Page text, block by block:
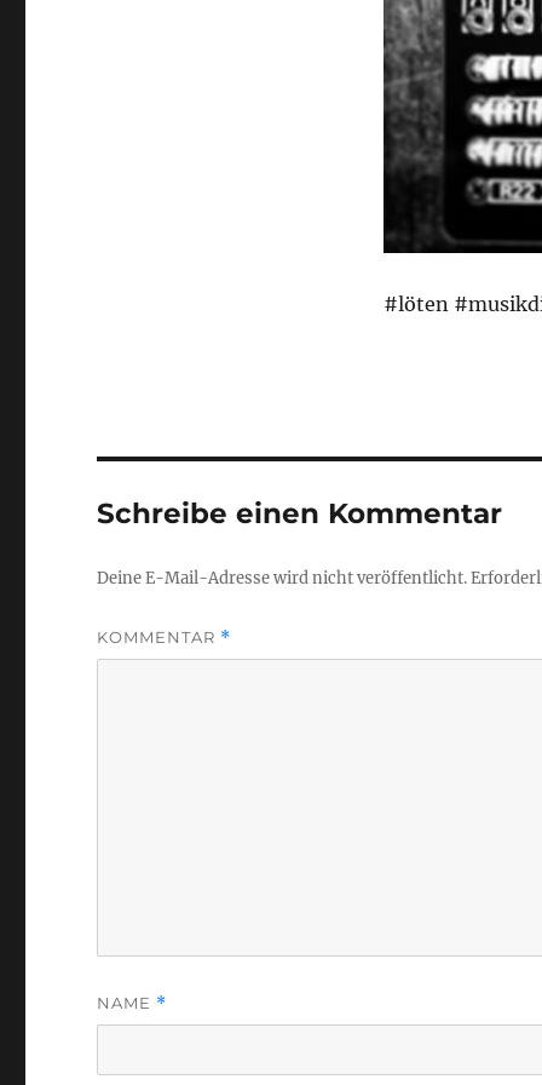
#löten
Schreibe einen Kommentar
Deine E-Mail-Adresse wird nicht veröffentlicht.
KOMMENTAR *
NAME *